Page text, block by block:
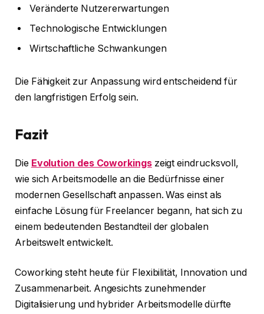
Veränderte Nutzererwartungen
Technologische Entwicklungen
Wirtschaftliche Schwankungen
Die Fähigkeit zur Anpassung wird entscheidend für
den langfristigen Erfolg sein.
Fazit
Die Evolution des Coworkingszeigt eindrucksvoll,
wie sich Arbeitsmodelle an die Bedürfnisse einer
modernen Gesellschaft anpassen. Was einst als
einfache Lösung für Freelancer begann, hat sich zu
einem bedeutenden Bestandteil der globalen
Arbeitswelt entwickelt.
Coworking steht heute für Flexibilität, Innovation und
Zusammenarbeit. Angesichts zunehmender
Digitalisierung und hybrider Arbeitsmodelle dürfte